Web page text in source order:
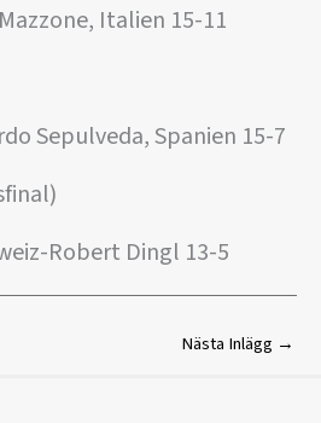
Italien 15-11
Sepulveda, Spanien 15-7
Robert Dingl 13-5
Nästa Inlägg →